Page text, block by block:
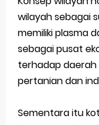
wilayah sebagai
memiliki plasma
sebagai pusat
terhadap daerah
pertanian dan
Sementara itu